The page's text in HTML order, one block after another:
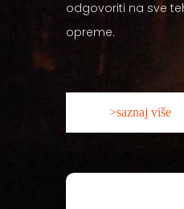
odgovoriti na sve
opreme.
>saznaj više